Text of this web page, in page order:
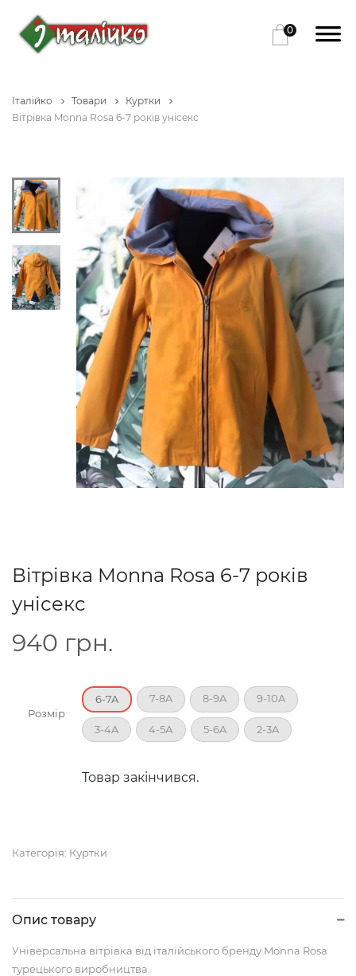
0
Італійко Товари
Куртки
Вітрівка Monna Rosa 6-7 років унісекс
Вітрівка Monna Rosa 6-7 років
унісекс
940 грн.
Розмір
6-7A 7-8A 8-9A 9-10A
3-4A 4-5А 5-6A 2-3A
Товар закінчився.
Категорія: Куртки
Опис товару
Універсальна вітрівка від італійського бренду Monna Rosa
турецького виробництва.